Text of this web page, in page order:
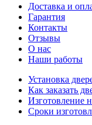
Доставка и
Гарантия
Контакты
Отзывы
О нас
Наши работы
Установка
Как заказать
Изготовление
Сроки